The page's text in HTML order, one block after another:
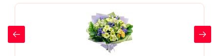
Цветы дочери